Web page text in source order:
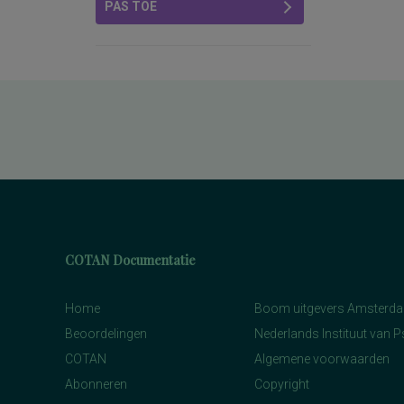
PAS TOE
COTAN Documentatie
Home
Beoordelingen
COTAN
Abonneren
Boom uitgevers
Nederlands Instituut van
Algemene voorwaarden
Copyright